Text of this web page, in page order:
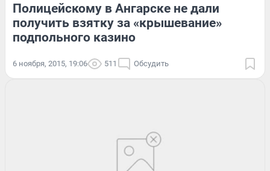
Полицейскому в Ангарске не дали
получить взятку за «крышевание»
подпольного казино
6 ноября, 2015, 19:06 511 Обсудить